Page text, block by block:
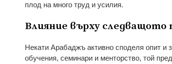
плод на много труд и усилия.
Влияние върху следващото
Некати Арабаджъ активно споделя опит и
обучения, семинари и менторство, той